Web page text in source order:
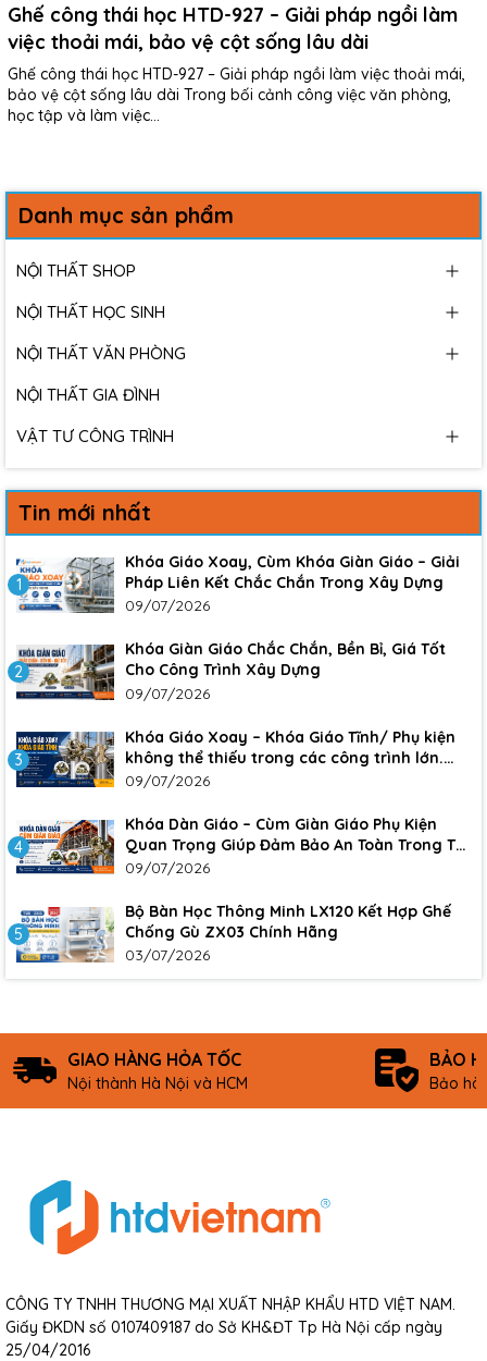
Ghế công thái học HTD-927 – Giải pháp ngồi làm
việc thoải mái, bảo vệ cột sống lâu dài
Ghế công thái học HTD-927 – Giải pháp ngồi làm việc thoải mái,
bảo vệ cột sống lâu dài Trong bối cảnh công việc văn phòng,
học tập và làm việc...
Danh mục sản phẩm
NỘI THẤT SHOP
NỘI THẤT HỌC SINH
NỘI THẤT VĂN PHÒNG
NỘI THẤT GIA ĐÌNH
VẬT TƯ CÔNG TRÌNH
Tin mới nhất
1
Khóa Giáo Xoay, Cùm Khóa Giàn Giáo – Giải
Pháp Liên Kết Chắc Chắn Trong Xây Dựng
09/07/2026
2
Khóa Giàn Giáo Chắc Chắn, Bền Bỉ, Giá Tốt
Cho Công Trình Xây Dựng
09/07/2026
3
Khóa Giáo Xoay – Khóa Giáo Tĩnh/ Phụ kiện
không thể thiếu trong các công trình lớn.
Đảm bảo sự an toàn, chắc chắn cho công
09/07/2026
4
Khóa Dàn Giáo – Cùm Giàn Giáo Phụ Kiện
Quan Trọng Giúp Đảm Bảo An Toàn Trong Thi
Công Xây Dựng
09/07/2026
5
Bộ Bàn Học Thông Minh LX120 Kết Hợp Ghế
Chống Gù ZX03 Chính Hãng
03/07/2026
GIAO HÀNG HỎA TỐC
Nội thành Hà Nội và HCM
BẢO
Bảo
CÔNG TY TNHH THƯƠNG MẠI XUẤT NHẬP KHẨU HTD VIỆT NAM.
Giấy ĐKDN số 0107409187 do Sở KH&ĐT Tp Hà Nội cấp ngày
25/04/2016